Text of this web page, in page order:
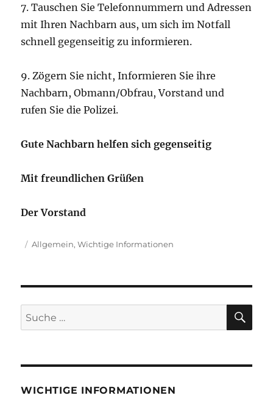
7. Tauschen Sie Telefonnummern und Adressen
mit Ihren Nachbarn aus, um sich im Notfall
schnell gegenseitig zu informieren.
9. Zögern Sie nicht, Informieren Sie ihre
Nachbarn, Obmann/Obfrau, Vorstand und
rufen Sie die Polizei.
Gute Nachbarn helfen sich gegenseitig
Mit freundlichen Grüßen
Der Vorstand
Veröffentlicht
Kategorien
Allgemein,Wichtige Informationen
Suche
nach:
WICHTIGE INFORMATIONEN